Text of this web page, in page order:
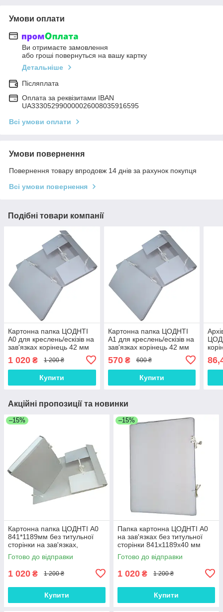
Умови оплати
Ви отримаєте замовлення
або гроші повернуться на вашу картку
Детальніше
Післяплата
Оплата за реквізитами IBAN
UA333052990000026008035916595
Всі умови оплати
Умови повернення
Повернення товару впродовж 14 днів за рахунок покупця
Всі умови повернення
Подібні товари компанії
Картонна папка ЦОДНТІ
А0 для креслень/ескізів на
зав'язках корінець 42 мм
1 020 ₴ 1 200 ₴
Купити
Картонна папка ЦОДНТІ
А1 для креслень/ескізів на
зав'язках корінець 42 мм
570₴ 600 ₴
Купити
Акційні пропозиції та новинки
–15%
Картонна папка ЦОДНТІ А0
841*1189мм без титульної
сторінки на зав'язках,
корінець 40 мм
Готово до відправки
1 020 ₴ 1 200 ₴
Купити
–15%
Папка картонна ЦОДНТІ А0
на зав'язках без титульної
сторінки 841х1189х40 мм
Коричневий
Готово до відправки
1 020 ₴ 1 200 ₴
Купити